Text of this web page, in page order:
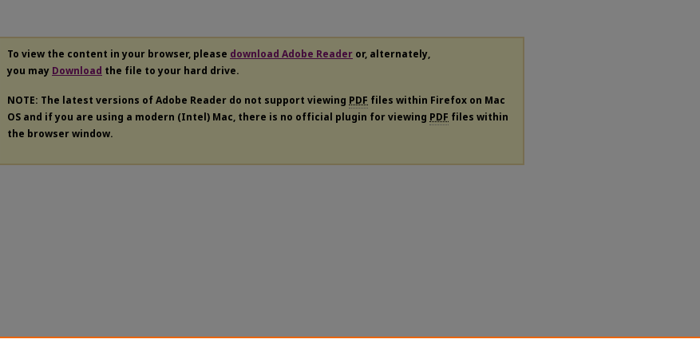
To view the content in your browser, please download Adobe Reader or, alternately,
you may Download the file to your hard drive.
NOTE: The latest versions of Adobe Reader do not support viewing PDF files within Firefox on Mac
OS and if you are using a modern (Intel) Mac, there is no official plugin for viewing PDF files within
the browser window.